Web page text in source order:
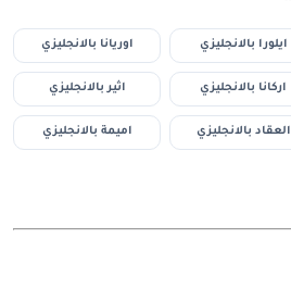
ايلورا بالانجليزي اوريانا بالانجليزي
اركانا بالانجليزي اثير بالانجليزي
العقاد بالانجليزي اميمة بالانجليزي